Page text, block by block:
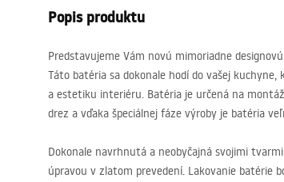
Popis produktu
Predstavujeme Vám novú mimoriadne
Táto batéria sa dokonale hodí do vašej
a estetiku interiéru. Batéria je určená na
drez a vďaka špeciálnej fáze výroby je batéria
Dokonale navrhnutá a neobyčajná svojimi
úpravou v zlatom prevedení. Lakovanie batérie